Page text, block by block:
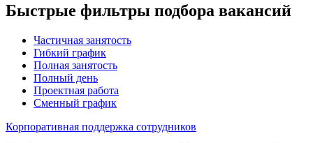
Быстрые фильтры подбора вакансий
Частичная занятость
Гибкий график
Полная занятость
Полный день
Проектная работа
Сменный график
Корпоративная поддержка сотрудников